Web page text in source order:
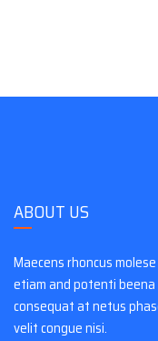
ABOUT US
Maecens rhoncus
etiam and potenti
consequat at netus
velit congue nisi.